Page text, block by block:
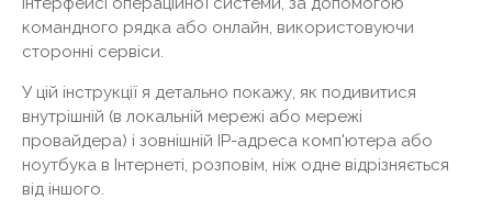
командного рядка або онлайн, використовуючи
сторонні сервіси.
У цій інструкції я детально покажу, як подивитися
внутрішній (в локальній мережі або мережі
провайдера) і зовнішній IP-адреса комп'ютера або
ноутбука в Інтернеті, розповім, ніж одне відрізняється
від іншого.